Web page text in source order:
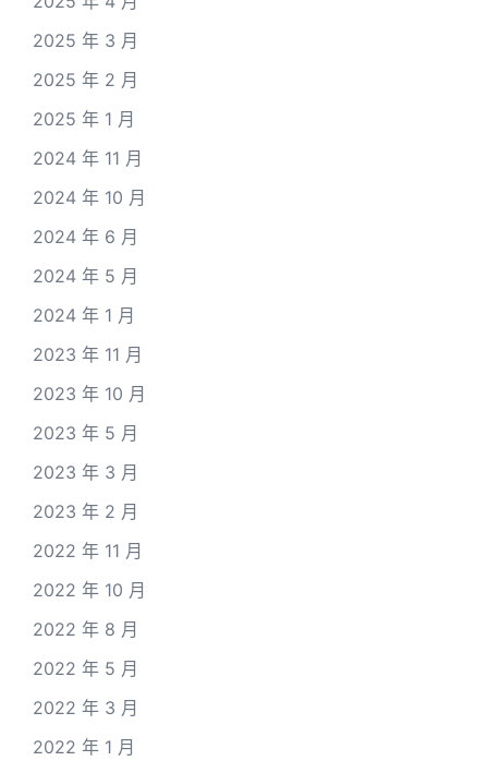
2025 年 3 月
2025 年 2 月
2025 年 1 月
2024 年 11 月
2024 年 10 月
2024 年 6 月
2024 年 5 月
2024 年 1 月
2023 年 11 月
2023 年 10 月
2023 年 5 月
2023 年 3 月
2023 年 2 月
2022 年 11 月
2022 年 10 月
2022 年 8 月
2022 年 5 月
2022 年 3 月
2022 年 1 月